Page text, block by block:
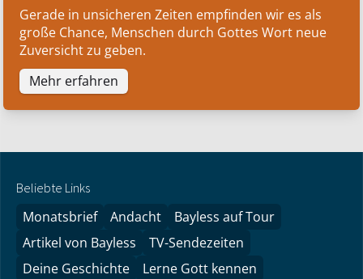
Gerade in unsicheren Zeiten empfinden wir es als
große Chance, Menschen durch Gottes Wort neue
Zuversicht zu geben.
Mehr erfahren
Beliebte Links
Monatsbrief Andacht
Bayless auf Tour
Artikel von Bayless
TV-Sendezeiten
Deine Geschichte
Lerne Gott kennen